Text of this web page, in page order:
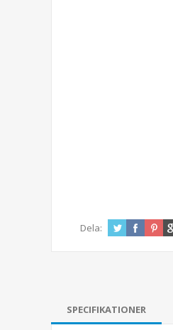
Dela:
SPECIFIKATIONER